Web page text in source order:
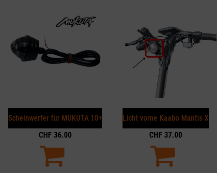
Scheinwerfer für MUKUTA 10+
CHF 36.00
Licht vorne Kaabo Mantis X
CHF 37.00